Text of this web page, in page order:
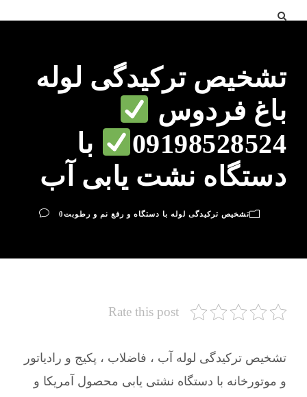
تشخیص ترکیدگی لوله
باغ فردوس
09198528524
با
دستگاه نشت یابی آب
تشخیص ترکیدگی لوله با دستگاه و رفع نم و رطوبت0
Rate this post
تشخیص ترکیدگی لوله آب ، فاضلاب ، پکیج و رادیاتور
و موتورخانه با دستگاه نشتی یابی محصول آمریکا و